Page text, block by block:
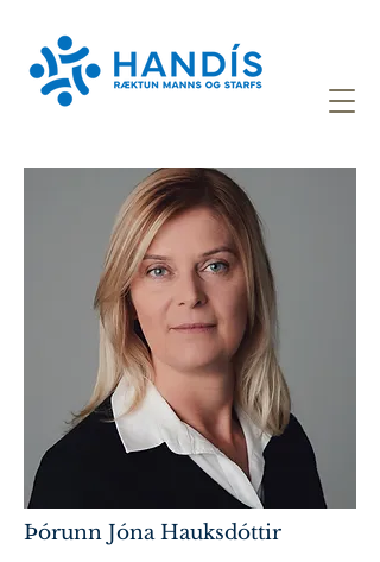
Þórunn Jóna Hauksdóttir